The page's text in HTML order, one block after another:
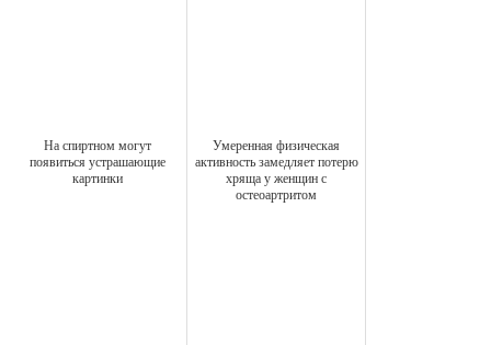
На спиртном могут
появиться устрашающие
картинки
Умеренная физическая
активность замедляет потерю
хряща у женщин с
остеоартритом